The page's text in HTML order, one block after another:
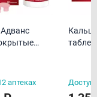
аптеках